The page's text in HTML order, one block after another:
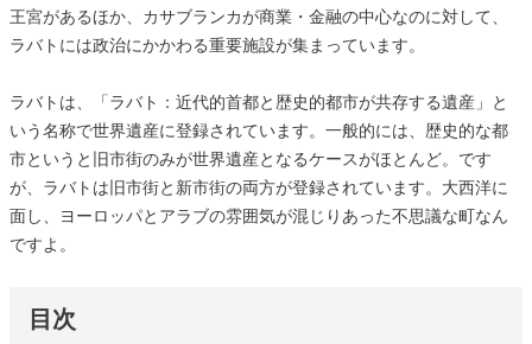
王宮があるほか、カサブランカが商業・金融の中心なのに対して、
ラバトには政治にかかわる重要施設が集まっています。
ラバトは、「ラバト：近代的首都と歴史的都市が共存する遺産」と
いう名称で世界遺産に登録されています。一般的には、歴史的な都
市というと旧市街のみが世界遺産となるケースがほとんど。です
が、ラバトは旧市街と新市街の両方が登録されています。大西洋に
面し、ヨーロッパとアラブの雰囲気が混じりあった不思議な町なん
ですよ。
目次